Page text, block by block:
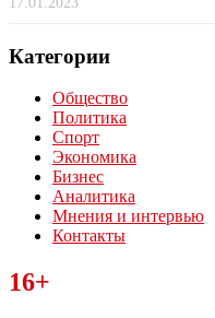
Категории
Общество
Политика
Спорт
Экономика
Бизнес
Аналитика
Мнения и интервью
Контакты
Читайте последние
“ЗаНовомосковск”
16+